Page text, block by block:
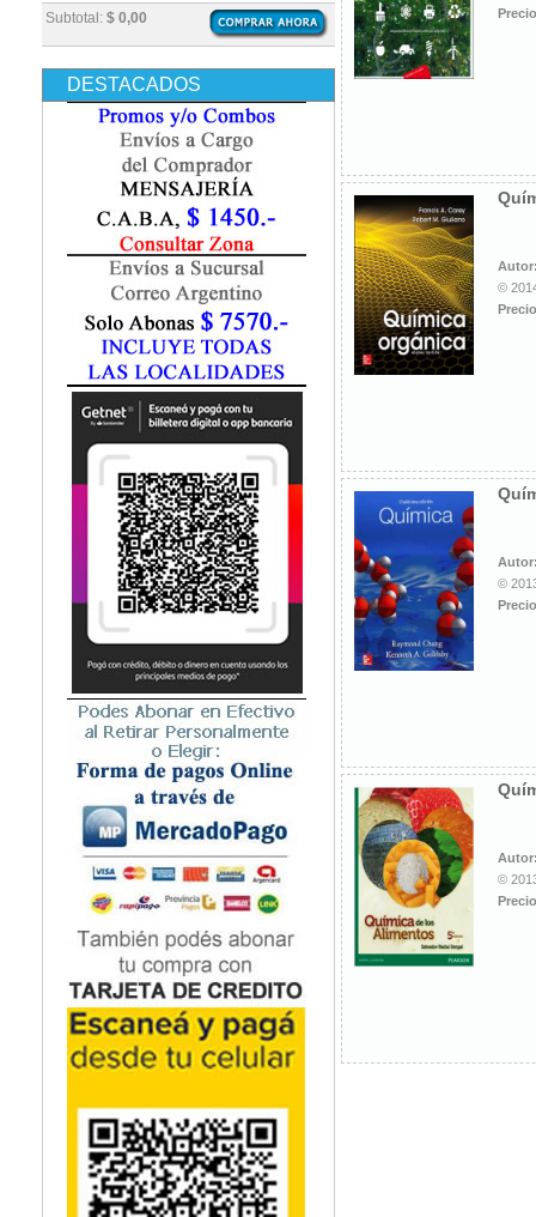
Física
Higiene y Seguridad
Historia
Ingeniería
Marketing / Publicidad
Metodología Investigación
Negocios
Periodismo
Política
Programación
Psicología
Química
Recursos Humanos
Redes / LAN / WiFi
Sociología
Subtotal: $ 0,00
DESTACADOS
©
©
©